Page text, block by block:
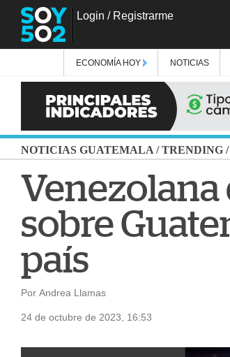
Login / Registrarme
ECONOMÍA HOY NOTICIAS
NOTICIAS GUATEMALA /TRENDING /
sobre
país
Por Andrea Llamas
24 de octubre de 2023, 16:53